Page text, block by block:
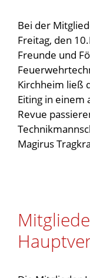
Bei der
Freitag, den
Freunde und
Kirchheim ließ
Eiting in einem
Revue
Magirus